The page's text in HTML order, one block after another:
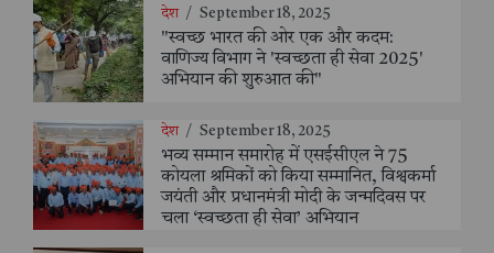
देश / September 18, 2025
"स्वच्छ भारत की ओर एक और कदम:
वाणिज्य विभाग ने 'स्वच्छता ही सेवा 2025'
अभियान की शुरुआत की"
देश / September 18, 2025
भव्य सम्मान समारोह में एसईसीएल ने 75
कोयला श्रमिकों को किया सम्मानित, विश्वकर्मा
जयंती और प्रधानमंत्री मोदी के जन्मदिवस पर
चला ‘स्वच्छता ही सेवा’ अभियान